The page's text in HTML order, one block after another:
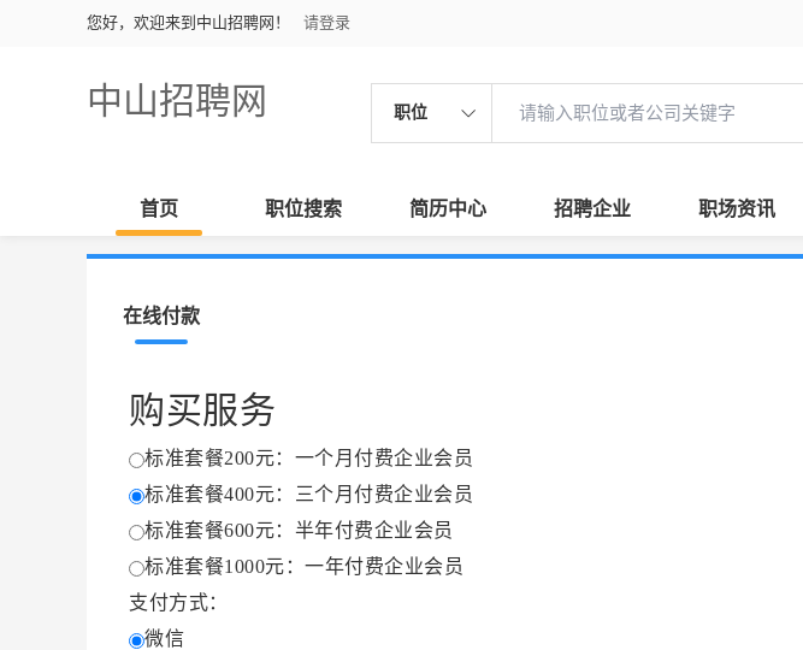
您好，欢迎来到中山招聘网！ 请登录
中山招聘网 职位
首页 职位搜索 简历中心 招聘企业 职场资讯
在线付款
购买服务
标准套餐200元：一个月付费企业会员
标准套餐400元：三个月付费企业会员
标准套餐600元：半年付费企业会员
标准套餐1000元：一年付费企业会员
支付方式：
微信